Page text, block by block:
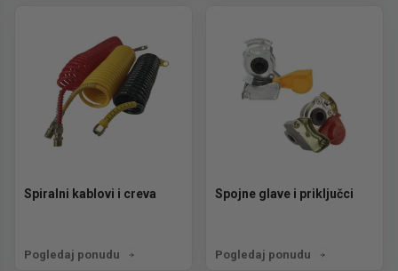
Spiralni kablovi i creva
Pogledaj ponudu
Spojne glave i priključci
Pogledaj ponudu